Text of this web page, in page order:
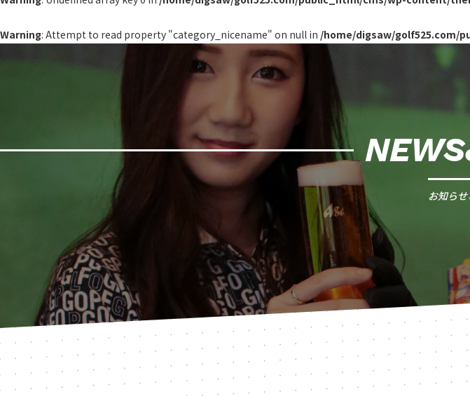
Warning: Attempt to read property "category_nicename" on null in /home/digsaw/golf525.com/
お知ら